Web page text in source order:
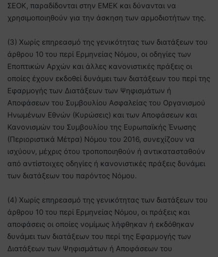
ΣΕΟΚ, παραδίδονται στην ΕΜΕΚ και δύνανται να
χρησιμοποιηθούν για την άσκηση των αρμοδιοτήτων της.
(3) Χωρίς επηρεασμό της γενικότητας των διατάξεων του
άρθρου 10 του περί Ερμηνείας Νόμου, οι οδηγίες των
Εποπτικών Αρχών και άλλες κανονιστικές πράξεις οι
οποίες έχουν εκδοθεί δυνάμει των διατάξεων του περί της
Εφαρμογής των Διατάξεων των Ψηφισμάτων ή
Αποφάσεων του Συμβουλίου Ασφαλείας του Οργανισμού
Ηνωμένων Εθνών (Κυρώσεις) και των Αποφάσεων και
Κανονισμών του Συμβουλίου της Ευρωπαϊκής Ένωσης
(Περιοριστικά Μέτρα) Νόμου του 2016, συνεχίζουν να
ισχύουν, μέχρις ότου τροποποιηθούν ή αντικατασταθούν
από αντίστοιχες οδηγίες ή κανονιστικές πράξεις δυνάμει
των διατάξεων του παρόντος Νόμου.
(4) Χωρίς επηρεασμό της γενικότητας των διατάξεων του
άρθρου 10 του περί Ερμηνείας Νόμου, οι πράξεις και
αποφάσεις οι οποίες νομίμως λήφθηκαν ή εκδόθηκαν
δυνάμει των διατάξεων του περί της Εφαρμογής των
Διατάξεων των Ψηφισμάτων ή Αποφάσεων του